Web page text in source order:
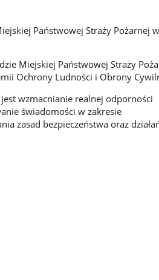
Państwowej Straży Pożarnej w
Miejskiej Państwowej Straży
Ochrony Ludności i Obrony
wzmacnianie realnej odporności
świadomości w zakresie
zasad bezpieczeństwa oraz